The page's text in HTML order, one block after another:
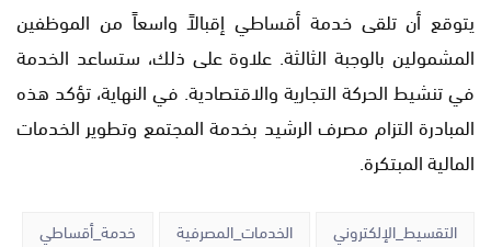
يتوقع أن تلقى خدمة أقساطي إقبالاً واسعاً من الموظفين
المشمولين بالوجبة الثالثة. علاوة على ذلك، ستساعد الخدمة
في تنشيط الحركة التجارية والاقتصادية. في النهاية، تؤكد هذه
المبادرة التزام مصرف الرشيد بخدمة المجتمع وتطوير الخدمات
المالية المبتكرة.
التقسيط_الإلكتروني الخدمات_المصرفية
خدمة_أقساطي